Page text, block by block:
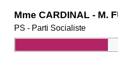
Mme CARDINAL - M.
PS - Parti Socialiste